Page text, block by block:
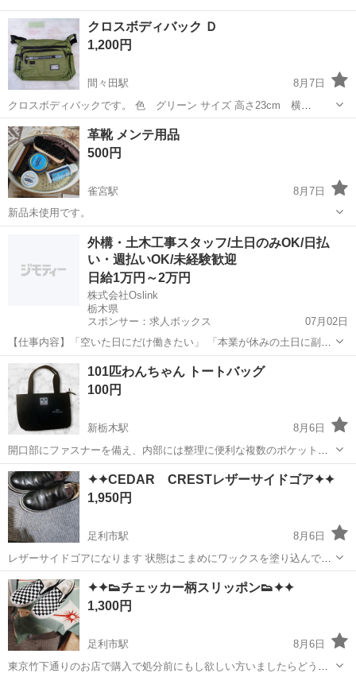
クロスボディバック Ｄ
1,200円
間々田駅
8月7日
クロスボディバックです。 色 グリーン サイズ 高さ23cm 横
25cm 厚さ9cm 未使用品 ※ジッパー方向はランダム できるだけ早く
とりにきてくれる方を優先させていただきます。 よろしくおねがいし
ます。
栃木 小山市 間々田駅 バッグ
革靴 メンテ用品
500円
雀宮駅
8月7日
新品未使用です。
宇都宮市 雀宮駅 靴
外構・土木工事スタッフ/土日のみOK/日払
い・週払いOK/未経験歓迎
日給1万円～2万円
株式会社Oslink
栃木県
スポンサー：求人ボックス
07月02日
【仕事内容】「空いた日にだけ働きたい」 「本業が休みの土日に副業
したい」 「まずはアルバイトから始めてみたい」 そんな方、大歓迎で
す! 株式会社Oslinkでは業務拡大につき、外構・土木工事スタッフを募
集しています。 勤務は週1日...
アルバイト・パート / 契約社員 / 業務委託
101匹わんちゃん トートバッグ
100円
新栃木駅
8月6日
開口部にファスナーを備え、内部には整理に便利な複数のポケットを
配置した、実用的な101匹わんちゃんデザインのトートバッグです。 -
キャラクター: 101 Dalmatians - カラー: ブラック - 開閉方式: ファ...
栃木 栃木市
✦✦CEDAR CRESTレザーサイドゴア✦✦
1,950円
足利市駅
8月6日
レザーサイドゴアになります 状態はこまめにワックスを塗り込んでい
るので綺麗です Sizeは26.5 ¥12000で購入しました 処分も考えていま
すので 欲しい方いましたら… ⚠️定型文には返信しません ✴他にも色々
出品中な...
栃木 足利市
✦✦👟チェッカー柄スリッポン👟✦✦
1,300円
足利市駅
8月6日
東京竹下通りのお店で購入で処分前にもし欲しい方いましたらどうで